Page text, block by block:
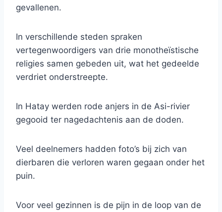
gevallenen.
In verschillende steden spraken
vertegenwoordigers van drie monotheïstische
religies samen gebeden uit, wat het gedeelde
verdriet onderstreepte.
In Hatay werden rode anjers in de Asi-rivier
gegooid ter nagedachtenis aan de doden.
Veel deelnemers hadden foto’s bij zich van
dierbaren die verloren waren gegaan onder het
puin.
Voor veel gezinnen is de pijn in de loop van de